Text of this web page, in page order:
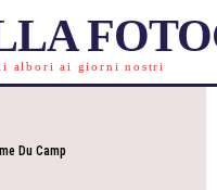
albori ai giorni nostri
Du Camp